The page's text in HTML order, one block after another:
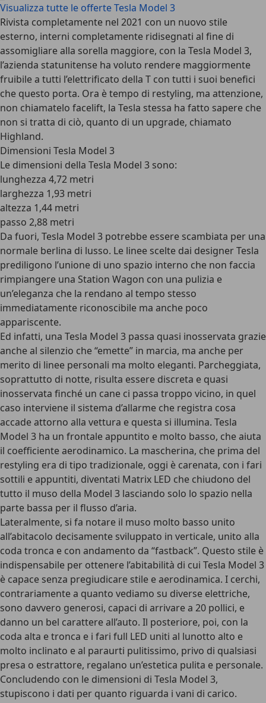
Visualizza tutte le offerte Tesla Model 3
Rivista completamente nel 2021 con un nuovo stile
esterno, interni completamente ridisegnati al fine di
assomigliare alla sorella maggiore, con la Tesla Model 3,
l’azienda statunitense ha voluto rendere maggiormente
fruibile a tutti l’elettrificato della T con tutti i suoi benefici
che questo porta. Ora è tempo di restyling, ma attenzione,
non chiamatelo facelift, la Tesla stessa ha fatto sapere che
non si tratta di ciò, quanto di un upgrade, chiamato
Highland.
Dimensioni Tesla Model 3
Le dimensioni della Tesla Model 3 sono:
lunghezza 4,72 metri
larghezza 1,93 metri
altezza 1,44 metri
passo 2,88 metri
Da fuori, Tesla Model 3 potrebbe essere scambiata per una
normale berlina di lusso. Le linee scelte dai designer Tesla
prediligono l’unione di uno spazio interno che non faccia
rimpiangere una Station Wagon con una pulizia e
un’eleganza che la rendano al tempo stesso
immediatamente riconoscibile ma anche poco
appariscente.
Ed infatti, una Tesla Model 3 passa quasi inosservata grazie
anche al silenzio che “emette” in marcia, ma anche per
merito di linee personali ma molto eleganti. Parcheggiata,
soprattutto di notte, risulta essere discreta e quasi
inosservata finché un cane ci passa troppo vicino, in quel
caso interviene il sistema d’allarme che registra cosa
accade attorno alla vettura e questa si illumina. Tesla
Model 3 ha un frontale appuntito e molto basso, che aiuta
il coefficiente aerodinamico. La mascherina, che prima del
restyling era di tipo tradizionale, oggi è carenata, con i fari
sottili e appuntiti, diventati Matrix LED che chiudono del
tutto il muso della Model 3 lasciando solo lo spazio nella
parte bassa per il flusso d’aria.
Lateralmente, si fa notare il muso molto basso unito
all’abitacolo decisamente sviluppato in verticale, unito alla
coda tronca e con andamento da “fastback”. Questo stile è
indispensabile per ottenere l’abitabilità di cui Tesla Model 3
è capace senza pregiudicare stile e aerodinamica. I cerchi,
contrariamente a quanto vediamo su diverse elettriche,
sono davvero generosi, capaci di arrivare a 20 pollici, e
danno un bel carattere all’auto. Il posteriore, poi, con la
coda alta e tronca e i fari full LED uniti al lunotto alto e
molto inclinato e al paraurti pulitissimo, privo di qualsiasi
presa o estrattore, regalano un’estetica pulita e personale.
Concludendo con le dimensioni di Tesla Model 3,
stupiscono i dati per quanto riguarda i vani di carico.